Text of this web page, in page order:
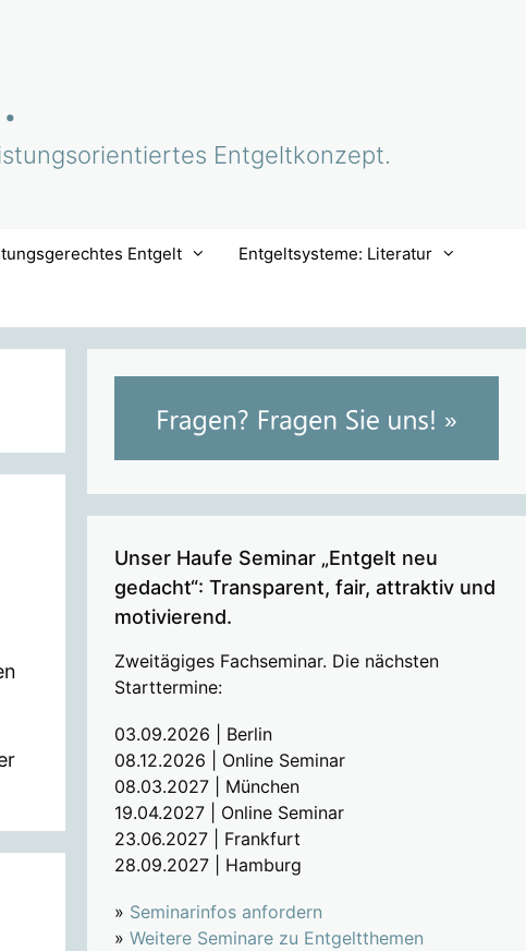
Entgeltkonzept.
Entgelt Entgeltsysteme: Literatur
Unser Haufe Seminar „Entgelt neu
gedacht“: Transparent, fair, attraktiv und
motivierend.
Zweitägiges Fachseminar. Die nächsten
Starttermine:
03.09.2026 | Berlin
08.12.2026 | Online Seminar
08.03.2027 | München
19.04.2027 | Online Seminar
23.06.2027 | Frankfurt
28.09.2027 | Hamburg
» Seminarinfos anfordern
» Weitere Seminare zu Entgeltthemen